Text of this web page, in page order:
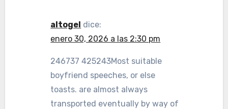
altogel dice:
enero 30, 2026 a las 2:30 pm
246737 425243Most suitable
boyfriend speeches, or else
toasts. are almost always
transported eventually by way of